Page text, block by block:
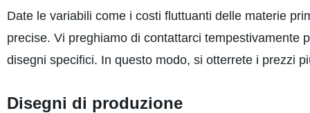
Date le variabili come i costi fluttuanti delle materie
precise. Vi preghiamo di contattarci tempestivamente
disegni specifici. In questo modo, si otterrete i prezzi
Disegni di produzione